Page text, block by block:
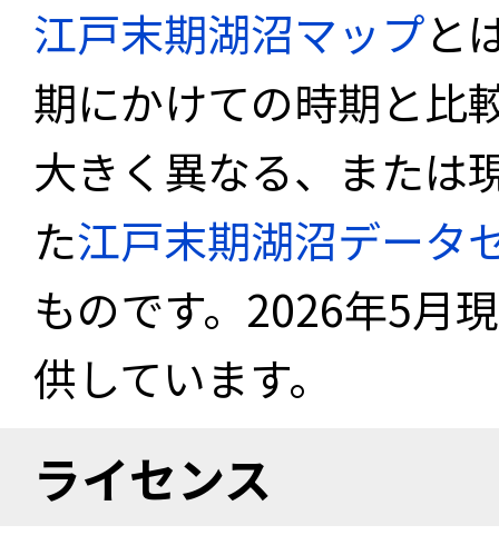
江戸末期湖沼マップと
期にかけての時期と比
大きく異なる、または
た江戸末期湖沼データ
ものです。2026年5月
供しています。
ライセンス